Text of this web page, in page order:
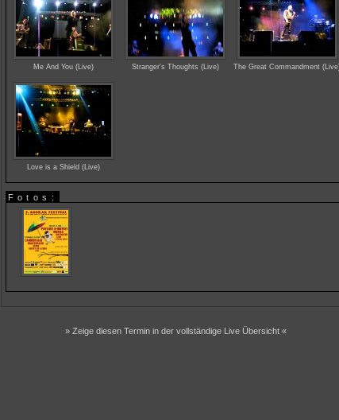
Me And You (Live) Stranger's Thoughts (Live) The Great Commandment
Love is a Shield (Live)
Fotos:
» Zeige diesen Termin in der vollständige Live Übersicht «